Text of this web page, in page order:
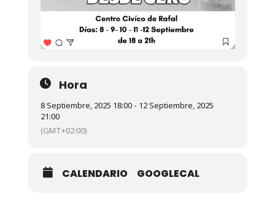
Hora
8 Septiembre, 2025 18:00 - 12 Septiembre, 2025
21:00
(GMT+02:00)
CALENDARIO GOOGLECAL